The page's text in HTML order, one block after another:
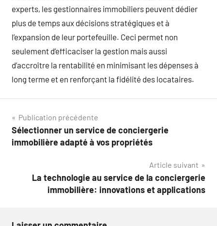
experts, les gestionnaires immobiliers peuvent dédier
plus de temps aux décisions stratégiques et à
l’expansion de leur portefeuille. Ceci permet non
seulement d’efficaciser la gestion mais aussi
d’accroître la rentabilité en minimisant les dépenses à
long terme et en renforçant la fidélité des locataires.
Navigation
de
Publication précédente
Sélectionner un service de conciergerie
immobilière adapté à vos propriétés
Article suivant
La technologie au service de la conciergerie
immobilière: innovations et applications